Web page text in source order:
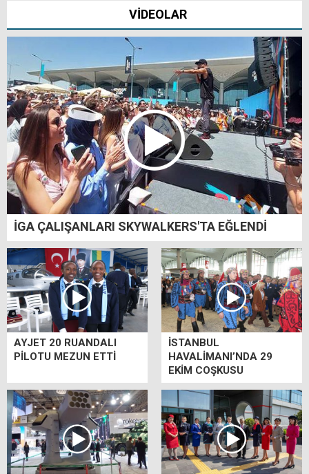
VİDEOLAR
İGA ÇALIŞANLARI SKYWALKERS'TA EĞLENDİ
AYJET 20 RUANDALI
PİLOTU MEZUN ETTİ
İSTANBUL
HAVALİMANI’NDA 29
EKİM COŞKUSU